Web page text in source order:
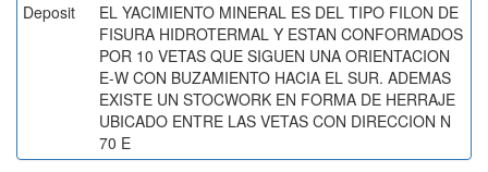
Deposit
EL YACIMIENTO MINERAL ES DEL TIPO FILON DE
FISURA HIDROTERMAL Y ESTAN CONFORMADOS
POR 10 VETAS QUE SIGUEN UNA ORIENTACION
E-W CON BUZAMIENTO HACIA EL SUR. ADEMAS
EXISTE UN STOCWORK EN FORMA DE HERRAJE
UBICADO ENTRE LAS VETAS CON DIRECCION N
70 E